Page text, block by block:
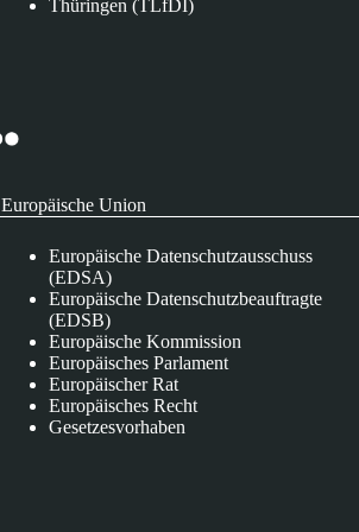
Thüringen (TLfDI)
Europäische Union
Europäische Datenschutzausschuss
(EDSA)
Europäische Datenschutzbeauftragte
(EDSB)
Europäische Kommission
Europäisches Parlament
Europäischer Rat
Europäisches Recht
Gesetzesvorhaben